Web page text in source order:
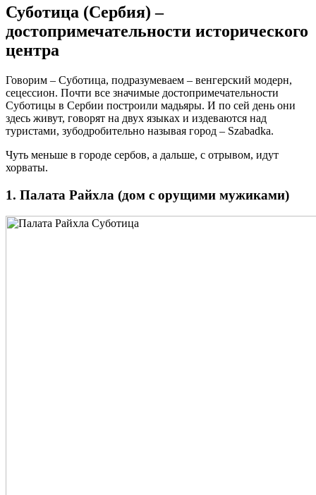
Суботица (Сербия) –
достопримечательности исторического
центра
Говорим – Суботица, подразумеваем – венгерский модерн,
сецессион. Почти все значимые достопримечательности
Суботицы в Сербии построили мадьяры. И по сей день они
здесь живут, говорят на двух языках и издеваются над
туристами, зубодробительно называя город – Szabadka.
Чуть меньше в городе сербов, а дальше, с отрывом, идут
хорваты.
1. Палата Райхла (дом с орущими мужиками)